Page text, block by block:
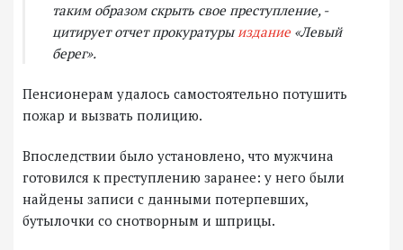
таким образом скрыть свое преступление, -
цитирует отчет прокуратурыиздание «Левый
берег».
Пенсионерам удалось самостоятельно потушить
пожар и вызвать полицию.
Впоследствии было установлено, что мужчина
готовился к преступлению заранее: у него были
найдены записи с данными потерпевших,
бутылочки со снотворным и шприцы.